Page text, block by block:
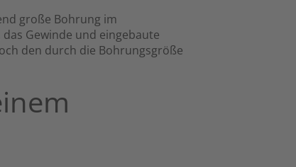
große Bohrung im
Gewinde und eingebaute
den durch die Bohrungsgröße